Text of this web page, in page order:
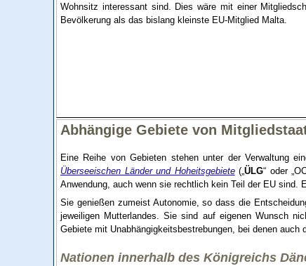
Wohnsitz interessant sind. Dies wäre mit einer
Bevölkerung als das bislang kleinste EU-Mitglied Malta.
Abhängige Gebiete von
Eine Reihe von Gebieten stehen unter der Verwaltung
Überseeischen Länder und Hoheitsgebiete(„ÜLG“ oder
Anwendung, auch wenn sie rechtlich kein Teil der EU
Sie genießen zumeist Autonomie, so dass die
jeweiligen Mutterlandes. Sie sind auf eigenen Wunsch
Gebiete mit Unabhängigkeitsbestrebungen, bei denen
Nationen innerhalb des Königreichs